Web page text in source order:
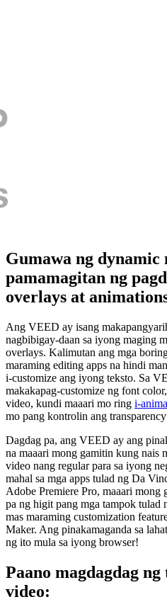
Gumawa ng dynamic
pamamagitan ng
overlays at
Ang VEED ay isang
nagbibigay-daan sa iyong maging
overlays. Kalimutan ang mga
maraming editing apps na hindi
i-customize ang iyong teksto. Sa
makakapag-customize ng font
video, kundi maaari mo ring i-
mo pang kontrolin ang
Dagdag pa, ang VEED ay ang
na maaari mong gamitin kung nais
video nang regular para sa iyong
mahal sa mga apps tulad ng Da
Adobe Premiere Pro, maaari
pa ng higit pang mga tampok tulad
mas maraming customization
Maker. Ang pinakamaganda sa
ng ito mula sa iyong browser!
Paano magdagdag ng
video: